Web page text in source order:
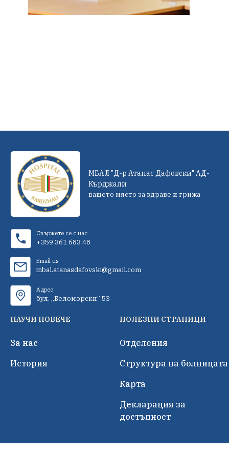
МБАЛ "Д-р Атанас Дафовски" АД-
Кърджали
вашето място за здраве и грижа
Свържете се с нас
+359 361 683 48
Email us
mbal.atanasdafovski@gmail.com
Адрес
бул. „Беломорски“ 53
НАУЧИ ПОВЕЧЕ
За нас
История
ПОЛЕЗНИ СТРАНИЦИ
Отделения
Структура на болницата
Карта
Декларация за
достъпност